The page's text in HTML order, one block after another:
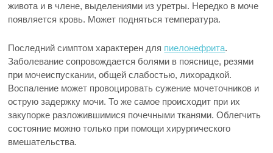
живота и в члене, выделениями из уретры. Нередко в моче
появляется кровь. Может подняться температура.
Последний симптом характерен для пиелонефрита.
Заболевание сопровождается болями в пояснице, резями
при мочеиспускании, общей слабостью, лихорадкой.
Воспаление может провоцировать сужение мочеточников и
острую задержку мочи. То же самое происходит при их
закупорке разложившимися почечными тканями. Облегчить
состояние можно только при помощи хирургического
вмешательства.